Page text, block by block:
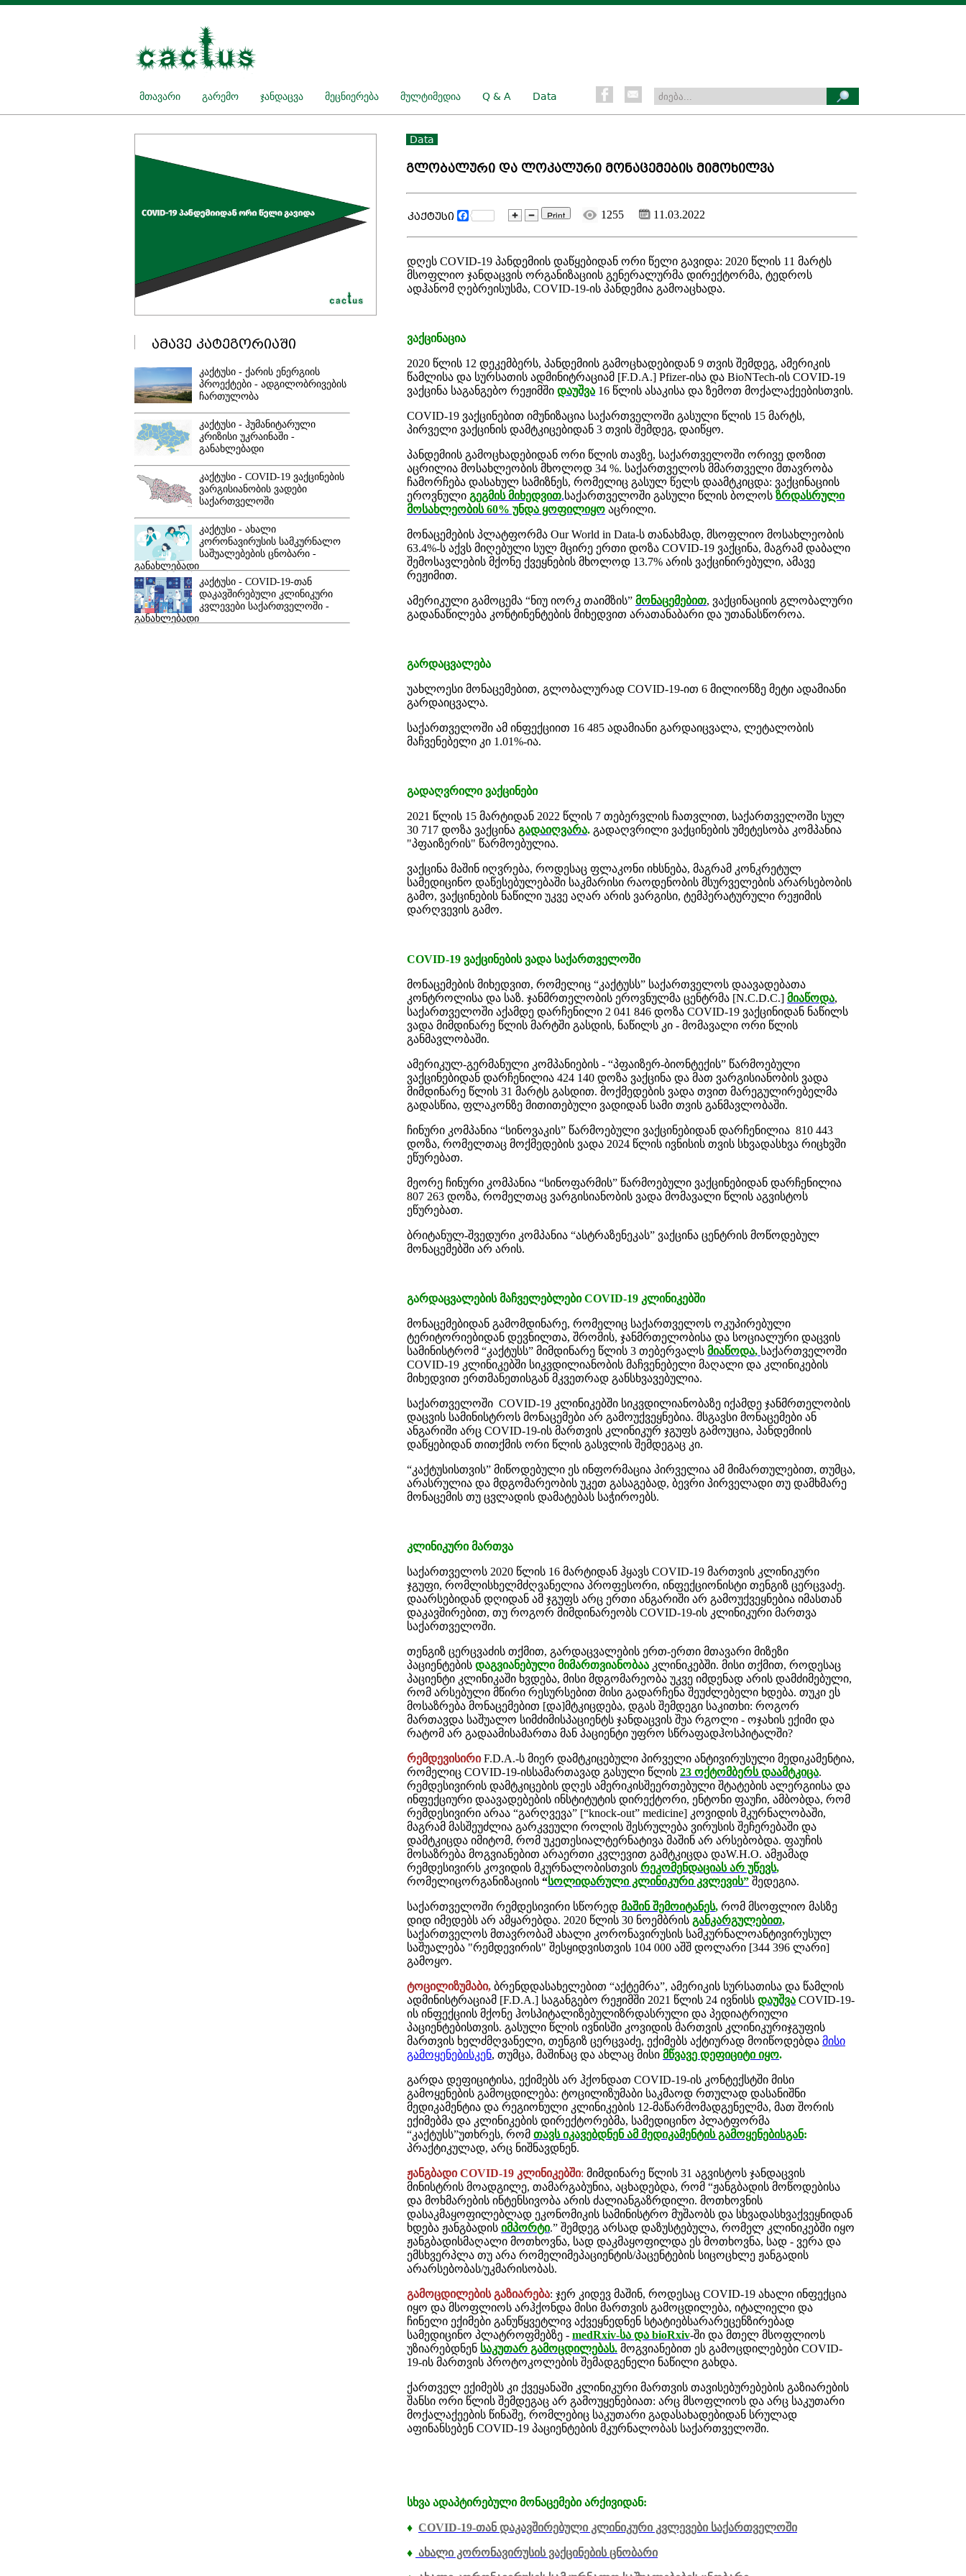
მთავარი გარემო ჯანდაცვა მეცნიერება მულტიმედია Q & A Data
ამავე კატეგორიაში
კაქტუსი - ქარის ენერგიის
პროექტები - ადგილობრივების
ჩართულობა
კაქტუსი - ჰუმანიტარული
კრიზისი უკრაინაში -
განახლებადი
კაქტუსი - COVID-19 ვაქცინების
ვარგისიანობის ვადები
საქართველოში
კაქტუსი - ახალი
კორონავირუსის სამკურნალო
საშუალებების ცნობარი -
განახლებადი
კაქტუსი - COVID-19-თან
დაკავშირებული კლინიკური
კვლევები საქართველოში -
განახლებადი
Data
გლობალური და ლოკალური მონაცემების მიმოხილვა
კაქტუსი Facebook 1255 11.03.2022
დღეს COVID-19 პანდემიის დაწყებიდან ორი წელი გავიდა: 2020 წლის 11 მარტს
მსოფლიო ჯანდაცვის ორგანიზაციის გენერალურმა დირექტორმა, ტედროს
ადჰანომ ღებრეისუსმა, COVID-19-ის პანდემია გამოაცხადა.
ვაქცინაცია
2020 წლის 12 დეკემბერს, პანდემიის გამოცხადებიდან 9 თვის შემდეგ, ამერიკის
წამლისა და სურსათის ადმინიტრაციამ [F.D.A.] Pfizer-ისა და BioNTech-ის COVID-19
ვაქცინა საგანგებო რეჟიმში დაუშვა 16 წლის ასაკისა და ზემოთ მოქალაქეებისთვის.
COVID-19 ვაქცინებით იმუნიზაცია საქართველოში გასული წლის 15 მარტს,
პირველი ვაქცინის დამტკიცებიდან 3 თვის შემდეგ, დაიწყო.
პანდემიის გამოცხადებიდან ორი წლის თავზე, საქართველოში ორივე დოზით
აცრილია მოსახლეობის მხოლოდ 34 %. საქართველოს მმართველი მთავრობა
ჩამორჩება დასახულ სამიზნეს, რომელიც გასულ წელს დაამტკიცდა: ვაქცინაციის
ეროვნული გეგმის მიხედვით,საქართველოში გასული წლის ბოლოს ზრდასრული
მოსახლეობის 60% უნდა ყოფილიყო აცრილი.
მონაცემების პლატფორმა Our World in Data-ს თანახმად, მსოფლიო მოსახლეობის
63.4%-ს აქვს მიღებული სულ მცირე ერთი დოზა COVID-19 ვაქცინა, მაგრამ დაბალი
შემოსავლების მქონე ქვეყნების მხოლოდ 13.7% არის ვაქცინირებული, ამავე
რეჟიმით.
ამერიკული გამოცემა “ნიუ იორკ თაიმზის” მონაცემებით, ვაქცინაციის გლობალური
გადანაწილება კონტინენტების მიხედვით არათანაბარი და უთანასწოროა.
გარდაცვალება
უახლოესი მონაცემებით, გლობალურად COVID-19-ით 6 მილიონზე მეტი ადამიანი
გარდაიცვალა.
საქართველოში ამ ინფექციით 16 485 ადამიანი გარდაიცვალა, ლეტალობის
მაჩვენებელი კი 1.01%-ია.
გადაღვრილი ვაქცინები
2021 წლის 15 მარტიდან 2022 წლის 7 თებერვლის ჩათვლით, საქართველოში სულ
30 717 დოზა ვაქცინა გადაიღვარა. გადაღვრილი ვაქცინების უმეტესობა კომპანია
"პფაიზერის" წარმოებულია.
ვაქცინა მაშინ იღვრება, როდესაც ფლაკონი იხსნება, მაგრამ კონკრეტულ
სამედიცინო დაწესებულებაში საკმარისი რაოდენობის მსურველების არარსებობის
გამო, ვაქცინების ნაწილი უკვე აღარ არის ვარგისი, ტემპერატურული რეჟიმის
დარღვევის გამო.
COVID-19 ვაქცინების ვადა საქართველოში
მონაცემების მიხედვით, რომელიც “კაქტუსს” საქართველოს დაავადებათა
კონტროლისა და საზ. ჯანმრთელობის ეროვნულმა ცენტრმა [N.C.D.C.] მიაწოდა,
საქართველოში აქამდე დარჩენილი 2 041 846 დოზა COVID-19 ვაქცინიდან ნაწილს
ვადა მიმდინარე წლის მარტში გასდის, ნაწილს კი - მომავალი ორი წლის
განმავლობაში.
ამერიკულ-გერმანული კომპანიების - “პფაიზერ-ბიონტექის” წარმოებული
ვაქცინებიდან დარჩენილია 424 140 დოზა ვაქცინა და მათ ვარგისიანობის ვადა
მიმდინარე წლის 31 მარტს გასდით. მოქმედების ვადა თვით მარეგულირებელმა
გადასწია, ფლაკონზე მითითებული ვადიდან სამი თვის განმავლობაში.
ჩინური კომპანია “სინოვაკის” წარმოებული ვაქცინებიდან დარჩენილია 810 443
დოზა, რომელთაც მოქმედების ვადა 2024 წლის ივნისის თვის სხვადასხვა რიცხვში
ეწურებათ.
მეორე ჩინური კომპანია “სინოფარმის” წარმოებული ვაქცინებიდან დარჩენილია
807 263 დოზა, რომელთაც ვარგისიანობის ვადა მომავალი წლის აგვისტოს
ეწურებათ.
ბრიტანულ-შვედური კომპანია “ასტრაზენეკას” ვაქცინა ცენტრის მოწოდებულ
მონაცემებში არ არის.
გარდაცვალების მაჩველებლები COVID-19 კლინიკებში
მონაცემებიდან გამომდინარე, რომელიც საქართველოს ოკუპირებული
ტერიტორიებიდან დევნილთა, შრომის, ჯანმრთელობისა და სოციალური დაცვის
სამინისტრომ “კაქტუსს” მიმდინარე წლის 3 თებერვალს მიაწოდა, საქართველოში
COVID-19 კლინიკებში სიკვდილიანობის მაჩვენებელი მაღალი და კლინიკების
მიხედვით ერთმანეთისგან მკვეთრად განსხვავებულია.
საქართველოში COVID-19 კლინიკებში სიკვდილიანობაზე იქამდე ჯანმრთელობის
დაცვის სამინისტროს მონაცემები არ გამოუქვეყნებია. მსგავსი მონაცემები ან
ანგარიში არც COVID-19-ის მართვის კლინიკურ ჯგუფს გამოუცია, პანდემიის
დაწყებიდან თითქმის ორი წლის გასვლის შემდეგაც კი.
“კაქტუსისთვის” მიწოდებული ეს ინფორმაცია პირველია ამ მიმართულებით, თუმცა,
არასრულია და მდგომარეობის უკეთ გასაგებად, ბევრი პირველადი თუ დამხმარე
მონაცემის თუ ცვლადის დამატებას საჭიროებს.
კლინიკური მართვა
საქართველოს 2020 წლის 16 მარტიდან ჰყავს COVID-19 მართვის კლინიკური
ჯგუფი, რომლისხელმძღვანელია პროფესორი, ინფექციონისტი თენგიზ ცერცვაძე.
დაარსებიდან დღიდან ამ ჯგუფს არც ერთი ანგარიში არ გამოუქვეყნებია იმასთან
დაკავშირებით, თუ როგორ მიმდინარეობს COVID-19-ის კლინიკური მართვა
საქართველოში.
თენგიზ ცერცვაძის თქმით, გარდაცვალების ერთ-ერთი მთავარი მიზეზი
პაციენტების დაგვიანებული მიმართვიანობაა კლინიკებში. მისი თქმით, როდესაც
პაციენტი კლინიკაში ხვდება, მისი მდგომარეობა უკვე იმდენად არის დამძიმებული,
რომ არსებული მწირი რესურსებით მისი გადარჩენა შეუძლებელი ხდება. თუკი ეს
მოსაზრება მონაცემებით [და]მტკიცდება, დგას შემდეგი საკითხი: როგორ
მართავდა საშუალო სიმძიმისპაციენტს ჯანდაცვის შუა რგოლი - ოჯახის ექიმი და
რატომ არ გადაამისამართა მან პაციენტი უფრო სწრაფადჰოსპიტალში?
რემდევისირიF.D.A.-ს მიერ დამტკიცებული პირველი ანტივირუსული მედიკამენტია,
რომელიც COVID-19-ისსამართავად გასული წლის 23 ოქტომბერს დაამტკიცა.
რემდესივირის დამტკიცების დღეს ამერიკისშეერთებული შტატების ალერგიისა და
ინფექციური დაავადებების ინსტიტუტის დირექტორი, ენტონი ფაუჩი, ამბობდა, რომ
რემდესივირი არაა “გარღვევა” [“knock-out” medicine] კოვიდის მკურნალობაში,
მაგრამ მასშეუძლია გარკვეული როლის შესრულება ვირუსის შეჩერებაში და
დამტკიცდა იმიტომ, რომ უკეთესიალტერნატივა მაშინ არ არსებობდა. ფაუჩის
მოსაზრება მოგვიანებით არაერთი კვლევით გამტკიცდა დაW.H.O. ამჟამად
რემდესივირს კოვიდის მკურნალობისთვის რეკომენდაციას არ უწევს,
რომელიცორგანიზაციის “სოლიდარული კლინიკური კვლევის” შედეგია.
საქართველოში რემდესივირი სწორედ მაშინ შემოიტანეს, რომ მსოფლიო მასზე
დიდ იმედებს არ ამყარებდა. 2020 წლის 30 ნოემბრის განკარგულებით,
საქართველოს მთავრობამ ახალი კორონავირუსის სამკურნალოანტივირუსულ
საშუალება "რემდევირის" შესყიდვისთვის 104 000 აშშ დოლარი [344 396 ლარი]
გამოყო.
ტოცილიზუმაბი, ბრენდდასახელებით “აქტემრა”, ამერიკის სურსათისა და წამლის
ადმინისტრაციამ [F.D.A.] საგანგებო რეჟიმში 2021 წლის 24 ივნისს დაუშვა COVID-19-
ის ინფექციის მქონე ჰოსპიტალიზებულიზრდასრული და პედიატრიული
პაციენტებისთვის. გასული წლის ივნისში კოვიდის მართვის კლინიკურიჯგუფის
მართვის ხელძმღვანელი, თენგიზ ცერცვაძე, ექიმებს აქტიურად მოიწოდებდა მისი
გამოყენებისკენ, თუმცა, მაშინაც და ახლაც მისი მწვავე დეფიციტი იყო.
გარდა დეფიციტისა, ექიმებს არ ჰქონდათ COVID-19-ის კონტექსტში მისი
გამოყენების გამოცდილება: ტოცილიზუმაბი საკმაოდ რთულად დასანიშნი
მედიკამენტია და რეგიონული კლინიკების 12-მაწარმომადგენელმა, მათ შორის
ექიმებმა და კლინიკების დირექტორებმა, სამედიცინო პლატფორმა
“კაქტუსს”უთხრეს, რომ თავს იკავებდნენ ამ მედიკამენტის გამოყენებისგან:
პრაქტიკულად, არც ნიშნავდნენ.
ჟანგბადი COVID-19 კლინიკებში: მიმდინარე წლის 31 აგვისტოს ჯანდაცვის
მინისტრის მოადგილე, თამარგაბუნია, აცხადებდა, რომ “ჟანგბადის მოწოდებისა
და მოხმარების ინტენსივობა არის ძალიანგაზრდილი. მოთხოვნის
დასაკმაყოფილებლად ეკონომიკის სამინისტრო მუშაობს და სხვადასხვაქვეყნიდან
ხდება ჟანგბადის იმპორტი.” შემდეგ არსად დაზუსტებულა, რომელ კლინიკებში იყო
ჟანგბადისმაღალი მოთხოვნა, სად დაკმაყოფილდა ეს მოთხოვნა, სად - ვერა და
ემსხვერპლა თუ არა რომელიმეპაციენტის/პაცენტების სიცოცხლე ჟანგადის
არარსებობას/უკმარისობას.
გამოცდილების გაზიარება: ჯერ კიდევ მაშინ, როდესაც COVID-19 ახალი ინფექცია
იყო და მსოფლიოს არჰქონდა მისი მართვის გამოცდილება, იტალიელი და
ჩინელი ექიმები განუწყვეტლივ აქვეყნედნენ სტატიებსარარეცენზირებად
სამედიცინო პლატროფმებზე - medRxiv-სა და bioRxiv-ში და მთელ მსოფლიოს
უზიარებდნენ საკუთარ გამოცდილებას. მოგვიანებით ეს გამოცდილებები COVID-
19-ის მართვის პროტოკოლების შემადგენელი ნაწილი გახდა.
ქართველ ექიმებს კი ქვეყანაში კლინიკური მართვის თავისებურებების გაზიარების
შანსი ორი წლის შემდეგაც არ გამოუყენებიათ: არც მსოფლიოს და არც საკუთარი
მოქალაქეების წინაშე, რომლებიც საკუთარი გადასახადებიდან სრულად
აფინანსებენ COVID-19 პაციენტების მკურნალობას საქართველოში.
სხვა ადაპტირებული მონაცემები არქივიდან:
♦ COVID-19-თან დაკავშირებული კლინიკური კვლევები საქართველოში
♦ ახალი კორონავირუსის ვაქცინების ცნობარი